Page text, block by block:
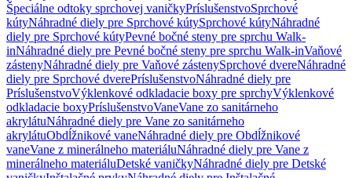
Špeciálne odtoky sprchovej vaničkyPríslušenstvoSprchové
kútyNáhradné diely pre Sprchové kútySprchové kútyNáhradné
diely pre Sprchové kútyPevné bočné steny pre sprchu Walk-
inNáhradné diely pre Pevné bočné steny pre sprchu Walk-inVaňové
zástenyNáhradné diely pre Vaňové zástenySprchové dvereNáhradné
diely pre Sprchové dverePríslušenstvoNáhradné diely pre
PríslušenstvoVýklenkové odkladacie boxy pre sprchyVýklenkové
odkladacie boxyPríslušenstvoVaneVane zo sanitárneho
akrylátuNáhradné diely pre Vane zo sanitárneho
akrylátuObdĺžnikové vaneNáhradné diely pre Obdĺžnikové
vaneVane z minerálneho materiáluNáhradné diely pre Vane z
minerálneho materiáluDetské vaničkyNáhradné diely pre Detské